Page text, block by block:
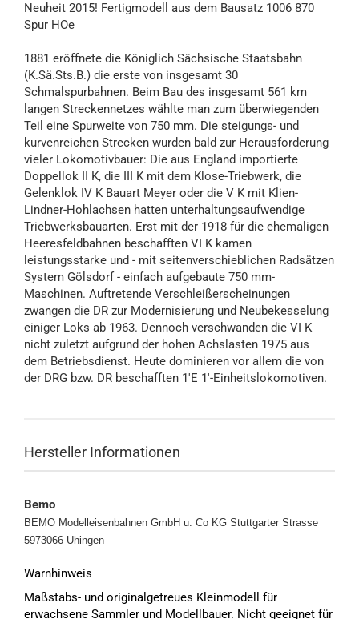
Neuheit 2015! Fertigmodell aus dem Bausatz 1006 870
Spur HOe
1881 eröffnete die Königlich Sächsische Staatsbahn
(K.Sä.Sts.B.) die erste von insgesamt 30
Schmalspurbahnen. Beim Bau des insgesamt 561 km
langen Streckennetzes wählte man zum überwiegenden
Teil eine Spurweite von 750 mm. Die steigungs- und
kurvenreichen Strecken wurden bald zur Herausforderung
vieler Lokomotivbauer: Die aus England importierte
Doppellok II K, die III K mit dem Klose-Triebwerk, die
Gelenklok IV K Bauart Meyer oder die V K mit Klien-
Lindner-Hohlachsen hatten unterhaltungsaufwendige
Triebwerksbauarten. Erst mit der 1918 für die ehemaligen
Heeresfeldbahnen beschafften VI K kamen
leistungsstarke und - mit seitenverschieblichen Radsätzen
System Gölsdorf - einfach aufgebaute 750 mm-
Maschinen. Auftretende Verschleißerscheinungen
zwangen die DR zur Modernisierung und Neubekesselung
einiger Loks ab 1963. Dennoch verschwanden die VI K
nicht zuletzt aufgrund der hohen Achslasten 1975 aus
dem Betriebsdienst. Heute dominieren vor allem die von
der DRG bzw. DR beschafften 1'E 1'-Einheitslokomotiven.
Hersteller Informationen
Bemo
BEMO Modelleisenbahnen GmbH u. Co KG Stuttgarter Strasse
5973066 Uhingen
Warnhinweis
Maßstabs- und originalgetreues Kleinmodell für
erwachsene Sammler und Modellbauer. Nicht geeignet für